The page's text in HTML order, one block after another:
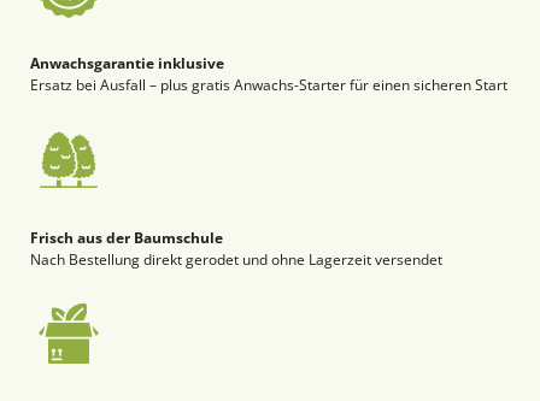
Anwachsgarantie inklusive
Ersatz bei Ausfall – plus gratis Anwachs-Starter für einen sicheren Start
Frisch aus der Baumschule
Nach Bestellung direkt gerodet und ohne Lagerzeit versendet